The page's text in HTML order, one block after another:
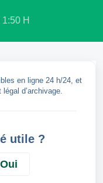
H
en ligne 24 h/24, et
d’archivage.
utile ?
Oui